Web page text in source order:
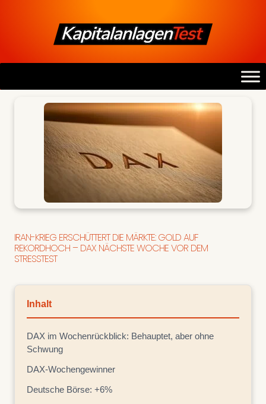
IRAN-KRIEG ERSCHÜTTERT DIE MÄRKTE: GOLD AUF
REKORDHOCH – DAX NÄCHSTE WOCHE VOR DEM
STRESSTEST
Inhalt
DAX im Wochenrückblick: Behauptet, aber ohne
Schwung
DAX-Wochengewinner
Deutsche Börse: +6%